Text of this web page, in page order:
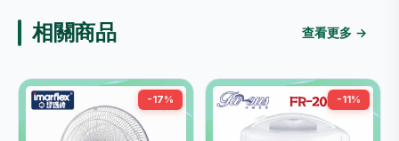
相關商品 查看更多 →
-17% -11%